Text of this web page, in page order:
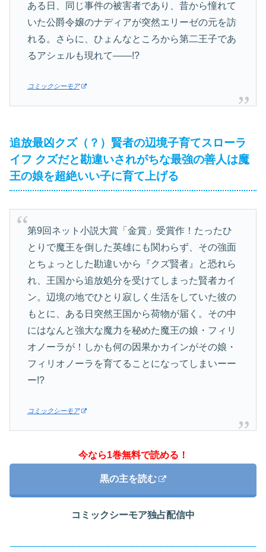
ある日、同じ事件の被害者であり、昔から憧れて
いた公爵令嬢のナディアが突然エリーゼの元を訪
れる。さらに、ひょんなところから第二王子であ
るアシェルも現れて――!?
コミックシーモア
追放最凶クズ（？）賢者の辺境子育てスローラ
イフ クズだと勘違いされがちな最強の善人は魔
王の娘を超絶いい子に育て上げる
第9回ネット小説大賞「金賞」受賞作！たったひ
とりで魔王を倒した英雄にも関わらず、その強面
とちょっとした勘違いから『クズ賢者』と恐れら
れ、王国から追放処分を受けてしまった賢者カイ
ン。辺境の地でひとり寂しく生活をしていた彼の
もとに、ある日突然王国から荷物が届く。その中
にはなんと強大な魔力を秘めた魔王の娘・フィリ
オノーラが！しかも何の因果かカインがその娘・
フィリオノーラを育てることになってしまいーー
ー!?
コミックシーモア
今なら1巻無料で読める！
黒の主を読む
コミックシーモア独占配信中